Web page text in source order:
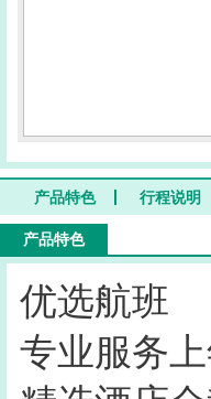
产品特色 行程说明
产品特色
优选航班
专业服务